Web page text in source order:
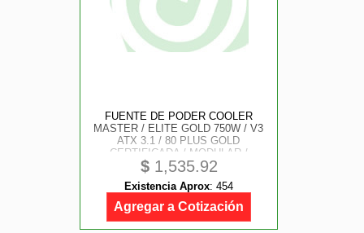
FUENTE DE PODER COOLER
MASTER / ELITE GOLD 750W / V3
ATX 3.1 / 80 PLUS GOLD
CERTIFICADA / MODULAR /
GAMER
$1,535.92
Existencia Aprox: 454
Agregar a Cotización